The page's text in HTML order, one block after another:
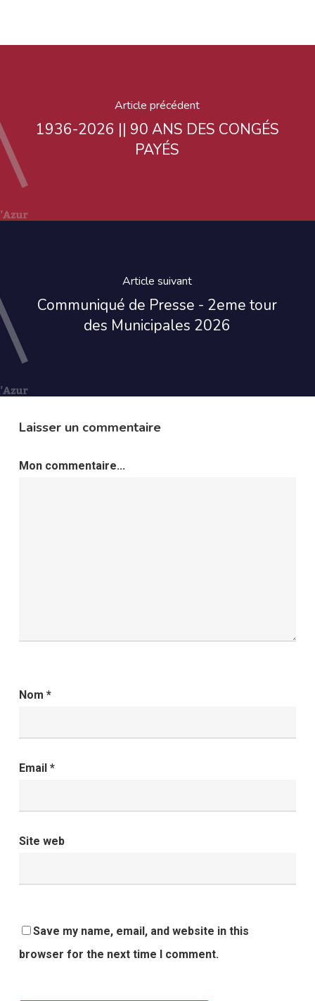
Article précédent
1936-2026 || 90 ANS DES CONGÉS
PAYÉS
Article suivant
Communiqué de Presse - 2eme tour
des Municipales 2026
Laisser un commentaire
Mon commentaire...
Nom *
Email *
Site web
Save my name, email, and website in this
browser for the next time I comment.